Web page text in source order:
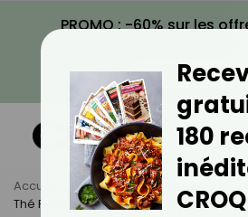
PROMO : -60% sur les
VOIR LA
Accueil Actus
Alimentation
Thé Froid Ou Thé Chaud : Lequel Est
180